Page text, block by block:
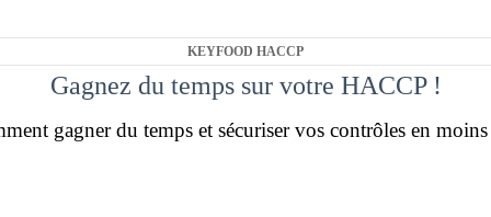
KEYFOOD HACCP
Gagnez du temps sur votre HACCP !
gagner du temps et sécuriser vos contrôles en